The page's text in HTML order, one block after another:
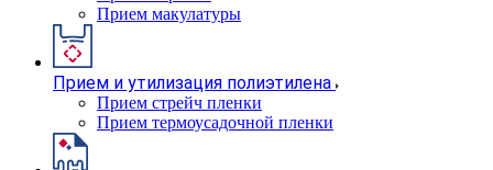
Прием макулатуры
Прием и утилизация полиэтилена
Прием стрейч пленки
Прием термоусадочной пленки